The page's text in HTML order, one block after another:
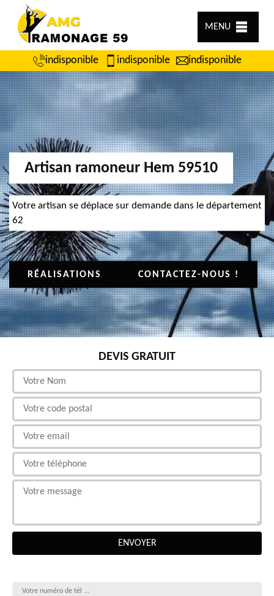
MENU
indisponible indisponible indisponible
Artisan ramoneur Hem 59510
Votre artisan se déplace sur demande dans le département
62
RÉALISATIONS CONTACTEZ-NOUS !
DEVIS GRATUIT